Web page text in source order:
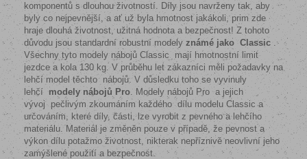
komponentů s dlouhou životností. Díly jsou navrženy tak, aby
byly co nejpevnější, a ať už byla hmotnost jakákoli, prim zde
hraje dlouhá životnost, užitná hodnota a bezpečnost! Z tohoto
důvodu jsou standardní robustní modely známé jako Classic .
Všechny tyto modely nábojů Classic mají hmotnostní limit
jezdce a kola 130 kg. V průběhu let zákazníci měli požadavky na
lehčí model těchto nábojů. V důsledku toho se vyvinuly
lehčí modely nábojů Pro. Modely nábojů Pro a jejich
vývoj pečlivým zkoumáním každého dílu modelu Classic a
určováním, které díly, části, lze vyrobit z pevného a lehčího
materiálu. Materiál je změněn pouze v případě, že pevnost a
výkon dílu potažmo životnost, nikterak nepříznivě neovlivní jeho
zamýšlené použití a bezpečnost.